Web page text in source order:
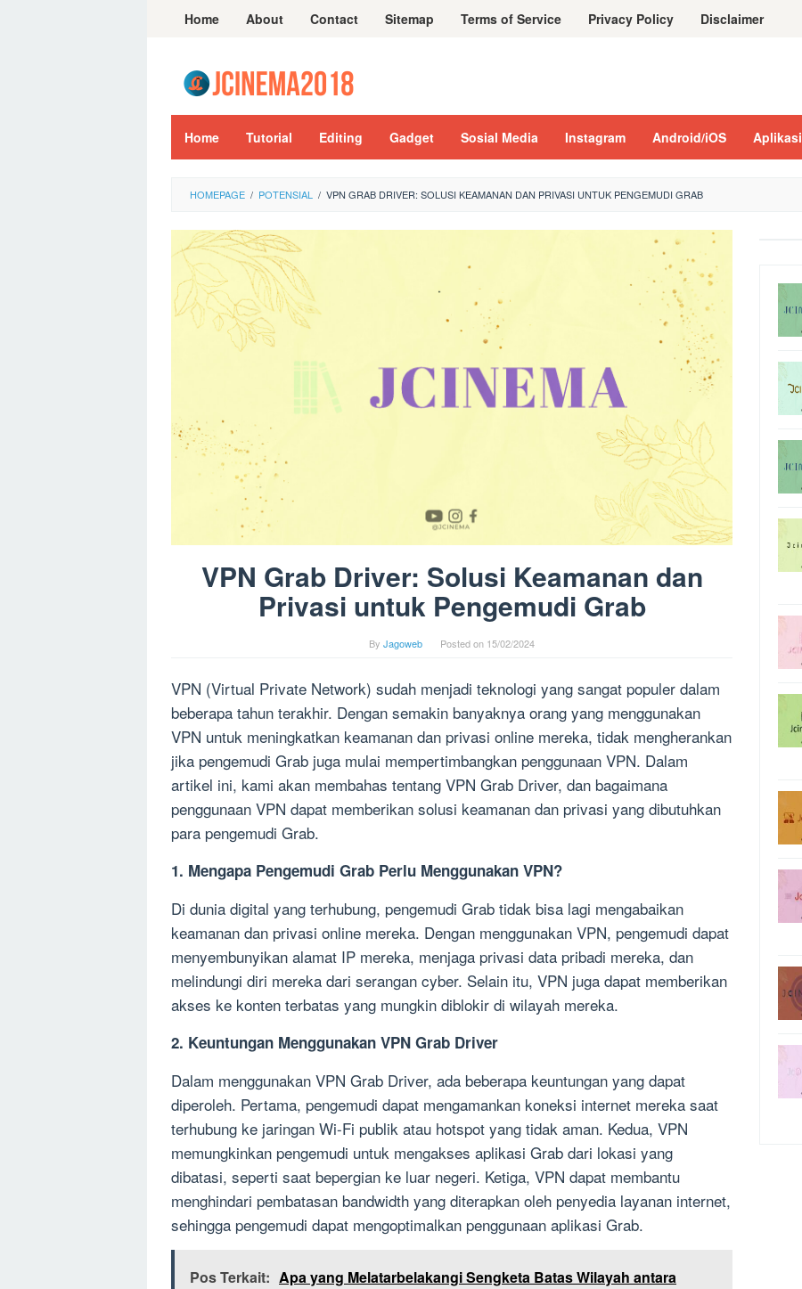
Home About Contact Sitemap Terms of Service Privacy Policy Disclaimer
Home Tutorial Editing Gadget Sosial Media Instagram Android/iOS Aplikasi
HOMEPAGE / POTENSIAL / VPN GRAB DRIVER: SOLUSI KEAMANAN DAN PRIVASI UNTUK PENGEMUDI GRAB
VPN Grab Driver: Solusi Keamanan dan
Privasi untuk Pengemudi Grab
By Jagoweb Posted on 15/02/2024
VPN (Virtual Private Network) sudah menjadi teknologi yang sangat populer dalam
beberapa tahun terakhir. Dengan semakin banyaknya orang yang menggunakan
VPN untuk meningkatkan keamanan dan privasi online mereka, tidak mengherankan
jika pengemudi Grab juga mulai mempertimbangkan penggunaan VPN. Dalam
artikel ini, kami akan membahas tentang VPN Grab Driver, dan bagaimana
penggunaan VPN dapat memberikan solusi keamanan dan privasi yang dibutuhkan
para pengemudi Grab.
1. Mengapa Pengemudi Grab Perlu Menggunakan VPN?
Di dunia digital yang terhubung, pengemudi Grab tidak bisa lagi mengabaikan
keamanan dan privasi online mereka. Dengan menggunakan VPN, pengemudi dapat
menyembunyikan alamat IP mereka, menjaga privasi data pribadi mereka, dan
melindungi diri mereka dari serangan cyber. Selain itu, VPN juga dapat memberikan
akses ke konten terbatas yang mungkin diblokir di wilayah mereka.
2. Keuntungan Menggunakan VPN Grab Driver
Dalam menggunakan VPN Grab Driver, ada beberapa keuntungan yang dapat
diperoleh. Pertama, pengemudi dapat mengamankan koneksi internet mereka saat
terhubung ke jaringan Wi-Fi publik atau hotspot yang tidak aman. Kedua, VPN
memungkinkan pengemudi untuk mengakses aplikasi Grab dari lokasi yang
dibatasi, seperti saat bepergian ke luar negeri. Ketiga, VPN dapat membantu
menghindari pembatasan bandwidth yang diterapkan oleh penyedia layanan internet,
sehingga pengemudi dapat mengoptimalkan penggunaan aplikasi Grab.
Pos Terkait: Apa yang Melatarbelakangi Sengketa Batas Wilayah antara